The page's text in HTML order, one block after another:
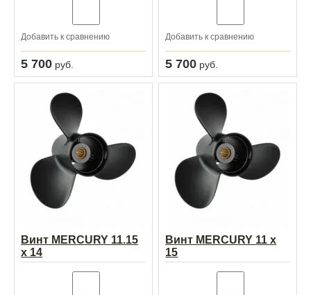
Добавить к сравнению
5 700 руб.
Добавить к сравнению
5 700 руб.
Винт MERCURY 11.15
x 14
Винт MERCURY 11 x
15